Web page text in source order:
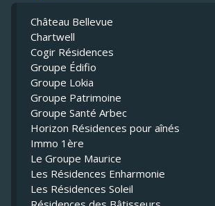
Château Bellevue
Chartwell
Cogir Résidences
Groupe Édifio
Groupe Lokia
Groupe Patrimoine
Groupe Santé Arbec
Horizon Résidences pour aînés
Immo 1ère
Le Groupe Maurice
Les Résidences Enharmonie
Les Résidences Soleil